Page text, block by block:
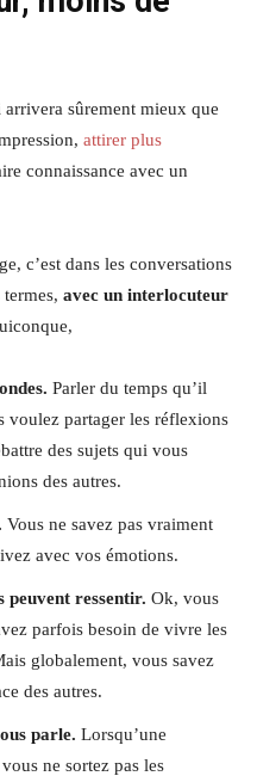
sûrement mieux que
attirer plus
connaissance avec un
c’est dans les conversations
avec un interlocuteur
Parler du temps qu’il
voulez partager les réflexions
des sujets qui vous
des autres.
Vous ne savez pas vraiment
avec vos émotions.
peuvent ressentir. Ok, vous
parfois besoin de vivre les
globalement, vous savez
des autres.
parle. Lorsqu’une
ne sortez pas les